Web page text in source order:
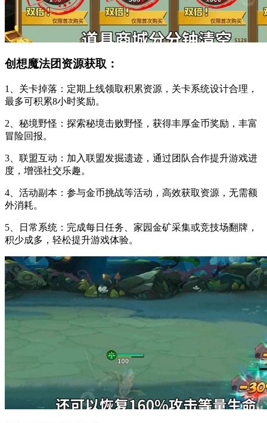
创想魔法团资源获取：
1、关卡掉落：定期上线领取积累资源，关卡系统设计合理，
最多可积累8小时奖励。
2、秘境野怪：探索秘境击败野怪，获得丰厚金币奖励，丰富
冒险回报。
3、联盟互动：加入联盟发掘遗迹，通过团队合作提升游戏进
度，增强社交乐趣。
4、活动副本：参与金币挑战等活动，高效获取资源，无需额
外消耗。
5、日常系统：完成每日任务、家园金矿采集或竞技场翻牌，
积少成多，轻松提升游戏体验。